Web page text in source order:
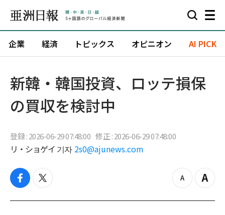
企業 経済 トピックス オピニオン AI PICK
新韓・韓国投資、ロッテ損保
の買収を検討中
登録 : 2026-06-29 07:48:00 修正 : 2026-06-29 07:48:00
リ・ショゲイ 기자 2s0@ajunews.com
f
c
t
i
z
o
Z
o